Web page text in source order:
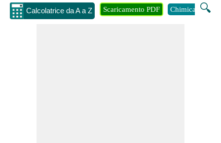
Calcolatrice da A a Z 🔍
Scaricamento PDF Chimica